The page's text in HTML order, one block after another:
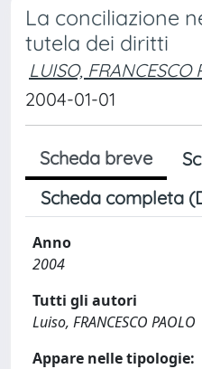
La conciliazione
tutela dei diritti
LUISO, FRANCESCO
2004-01-01
Scheda breve
Scheda completa
Anno
2004
Tutti gli autori
Luiso, FRANCESCO PAOLO
Appare nelle tipologie: